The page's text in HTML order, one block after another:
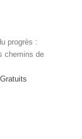
progrès :
chemins de